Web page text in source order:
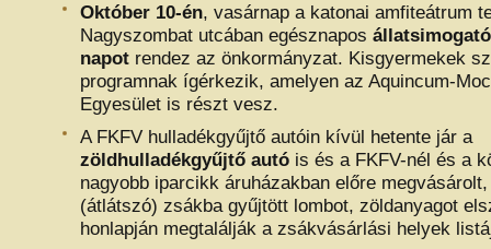
Október 10-én, vasárnap a katonai amfiteátrum
Nagyszombat utcában egésznapos
napot rendez az önkormányzat. Kisgyermekek
programnak ígérkezik, amelyen az Aquincum-
Egyesület is részt vesz.
A FKFV hulladékgyűjtő autóin kívül hetente jár a
zöldhulladékgyűjtő autó is és a FKFV-nél és a
nagyobb iparcikk áruházakban előre
(átlátszó) zsákba gyűjtött lombot, zöldanyagot
honlapján megtalálják a zsákvásárlási helyek